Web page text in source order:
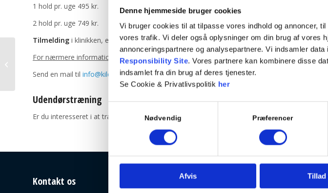
Denne hjemmeside bruger cookies
Vi bruger cookies til at tilpasse vores indhold og annoncer,
vores trafik. Vi deler også oplysninger om din brug af vores
annonceringspartnere og analysepartnere. Vi indsamler
Responsibility Site. Vores partnere kan kombinere disse
indsamlet fra din brug af deres tjenester.
Se Cookie & Privatlivspolitik her
Nødvendig Præferencer
Afvis Tillad
1 hold pr. uge 495 kr.
2 hold pr. uge 749 kr.
Tilmelding i klinikken, eller send en mail til info@kildeskovfys.dkog du vil herefter modtage
For nærmere information:
Send en mail til info@kildeskovfys.dkeller kontakt klinikken på tlf.3977 4439
Udendørstræning
Er du interesseret i at træne ude i det gode vejr tilbyder vi udendørstræning hele sommeren.
Kontakt os Læs mere
Aktive forårsdage 2023